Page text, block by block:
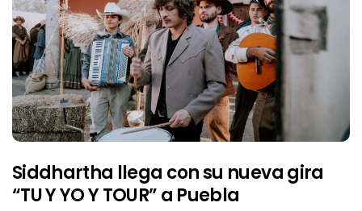
Siddhartha llega con su nueva gira
“TU Y YO Y TOUR” a Puebla